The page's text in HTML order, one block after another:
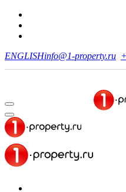
ENGLISHinfo@1-property.ru